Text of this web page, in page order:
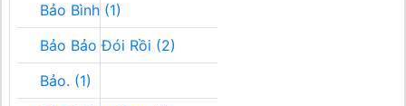
Bảo Bình (1)
Bảo Bảo Đói Rồi (2)
Bảo. (1)